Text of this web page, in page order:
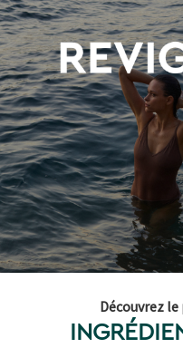
Découvrez